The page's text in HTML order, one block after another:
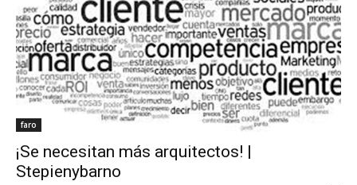
faro
¡Se necesitan más arquitectos! |
Stepienybarno